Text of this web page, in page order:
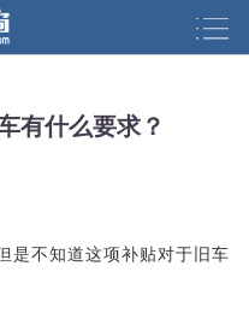
有什么要求？
是不知道这项补贴对于旧车